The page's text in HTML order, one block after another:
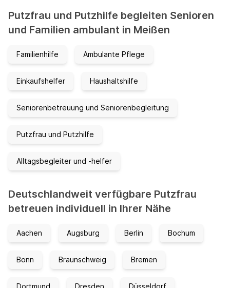
Putzfrau und Putzhilfe begleiten Senioren
und Familien ambulant in Meißen
Familienhilfe Ambulante Pflege
Einkaufshelfer Haushaltshilfe
Seniorenbetreuung und Seniorenbegleitung
Putzfrau und Putzhilfe
Alltagsbegleiter und -helfer
Deutschlandweit verfügbare Putzfrau
betreuen individuell in Ihrer Nähe
Aachen Augsburg Berlin Bochum
Bonn Braunschweig Bremen